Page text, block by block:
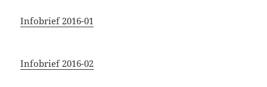
Infobrief 2016-01
Infobrief 2016-02